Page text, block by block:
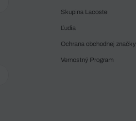
Skupina Lacoste
Ľudia
Ochrana obchodnej značky
Vernostný Program